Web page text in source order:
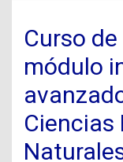
Curso
módulo
Ciencias